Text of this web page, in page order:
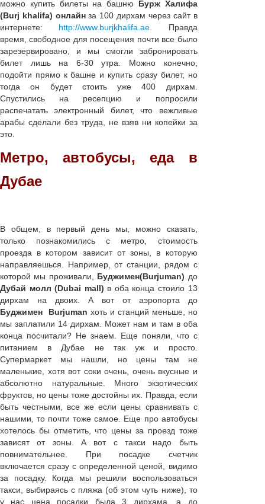
можно купить билеты на башню Бурж Халифа
(Burj khalifa) онлайнза 100 дирхам через сайт в
интернете: http://www.burjkhalifa.ae . Правда
время, свободное для посещения почти все было
зарезервировано, и мы смогли забронировать
билет лишь на 6-30 утра. Можно конечно,
подойти прямо к башне и купить сразу билет, но
тогда он будет стоить уже 400 дирхам.
Спустились на ресепцию и попросили
распечатать электронный билет, что вежливые
арабы сделали без труда, не взяв ни копейки за
это.
Метро, автобусы, еда в
Дубае
В общем, в первый день мы, можно сказать,
только познакомились с метро, стоимость
проезда в котором зависит от зоны, в которую
направляешься. Например, от станции, рядом с
которой мы проживали, Буджимен(Burjuman) до
Дубай молл (Dubai mall) в оба конца стоило 13
дирхам на двоих. А вот от аэропорта до
Буджимен Burjuman хоть и станций меньше, но
мы заплатили 14 дирхам. Может нам и там в оба
конца посчитали? Не знаем. Еще поняли, что с
питанием в Дубае не так уж и просто.
Супермаркет мы нашли, но цены там не
маленькие, хотя вот соки очень, очень вкусные и
абсолютно натуральные. Много экзотических
фруктов, но цены тоже достойны их. Правда, если
быть честными, все же если цены сравнивать с
нашими, то почти тоже самое. Еще про автобусы
хотелось бы отметить, что цены за проезд тоже
зависят от зоны. А вот с такси надо быть
повнимательнее. При посадке счетчик
включается сразу с определенной ценой, видимо
за посадку. Когда мы решили воспользоваться
такси, выбираясь с пляжа (об этом чуть ниже), то
у нас цена посадки была 3 дирхама, а до